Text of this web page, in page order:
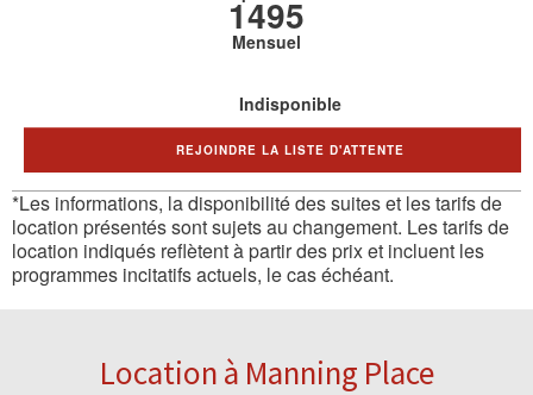
1495
Mensuel
Indisponible
REJOINDRE LA LISTE D'ATTENTE
*Les informations, la disponibilité des suites et les tarifs de
location présentés sont sujets au changement. Les tarifs de
location indiqués reflètent à partir des prix et incluent les
programmes incitatifs actuels, le cas échéant.
Location à Manning Place